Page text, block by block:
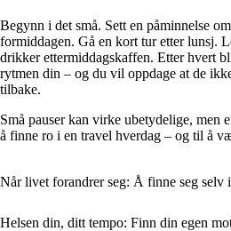
Begynn i det små. Sett en påminnelse
formiddagen. Gå en kort tur etter lunsj.
drikker ettermiddagskaffen. Etter hvert
rytmen din – og du vil oppdage at de
tilbake.
Små pauser kan virke ubetydelige, men
å finne ro i en travel hverdag – og til å
Når livet forandrer seg: Å finne seg selv
Helsen din, ditt tempo: Finn din egen